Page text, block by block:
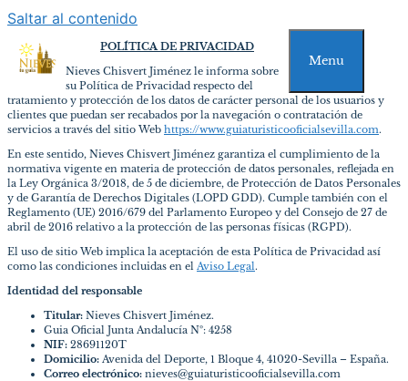
Saltar al contenido
Menu
POLÍTICA DE PRIVACIDAD
Nieves Chisvert Jiménez le informa sobre
su Política de Privacidad respecto del
tratamiento y protección de los datos de carácter personal de los usuarios y
clientes que puedan ser recabados por la navegación o contratación de
servicios a través del sitio Web https://www.guiaturisticooficialsevilla.com.
En este sentido, Nieves Chisvert Jiménez garantiza el cumplimiento de la
normativa vigente en materia de protección de datos personales, reflejada en
la Ley Orgánica 3/2018, de 5 de diciembre, de Protección de Datos Personales
y de Garantía de Derechos Digitales (LOPD GDD). Cumple también con el
Reglamento (UE) 2016/679 del Parlamento Europeo y del Consejo de 27 de
abril de 2016 relativo a la protección de las personas físicas (RGPD).
El uso de sitio Web implica la aceptación de esta Política de Privacidad así
como las condiciones incluidas en el Aviso Legal.
Identidad del responsable
Titular: Nieves Chisvert Jiménez.
Guia Oficial Junta Andalucía Nº: 4258
NIF: 28691120T
Domicilio: Avenida del Deporte, 1 Bloque 4, 41020-Sevilla – España.
Correo electrónico: nieves@guiaturisticooficialsevilla.com